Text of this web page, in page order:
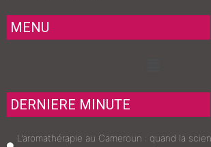
MENU
DERNIERE MINUTE
L’aromathérapie au Cameroun : quand la